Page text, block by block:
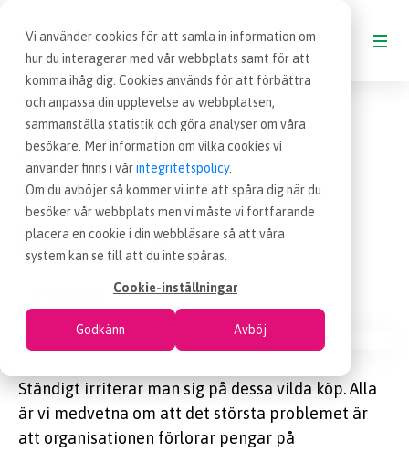
Vi använder cookies för att samla in information om
hur du interagerar med vår webbplats samt för att
komma ihåg dig. Cookies används för att förbättra
och anpassa din upplevelse av webbplatsen,
sammanställa statistik och göra analyser om våra
besökare. Mer information om vilka cookies vi
använder finns i vårintegritetspolicy.
Om du avböjer så kommer vi inte att spåra dig när du
besöker vår webbplats men vi måste vi fortfarande
placera en cookie i din webbläsare så att våra
system kan se till att du inte spåras.
Cookie-inställningar
Godkänn Avböj
BLOGG
VAD ÄR INKÖP
OM EFFSO TOOLS
TERMINOLOGI
Blogg Vilda köp – ”Årets Maverick”
Vilda köp – ”Årets
Maverick”
Ständigt irriterar man sig på dessa vilda köp. Alla
är vi medvetna om att det största problemet är
att organisationen förlorar pengar på